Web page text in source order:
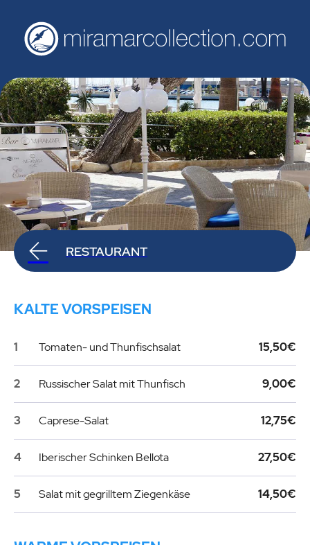
RESTAURANT
KALTE VORSPEISEN
1 Tomaten- und Thunfischsalat 15,50€
2 Russischer Salat mit Thunfisch 9,00€
3 Caprese-Salat 12,75€
4 Iberischer Schinken Bellota 27,50€
5 Salat mit gegrilltem Ziegenkäse 14,50€